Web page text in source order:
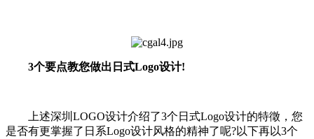
3个要点教您做出日式Logo设计!
上述深圳LOGO设计介绍了3个日式Logo设计的特徵，您
是否有更掌握了日系Logo设计风格的精神了呢?以下再以3个